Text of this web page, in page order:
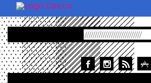
Skip to main content